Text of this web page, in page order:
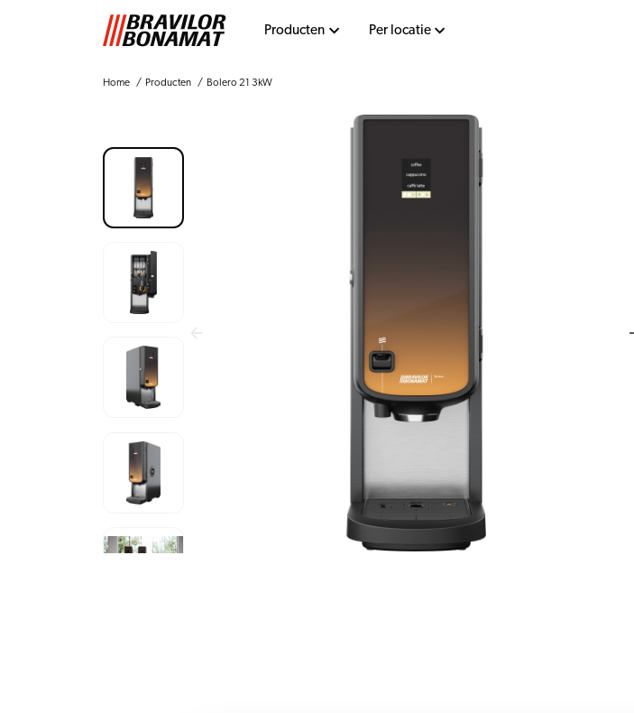
Producten Per locatie
Home Producten Bolero 21 3kW